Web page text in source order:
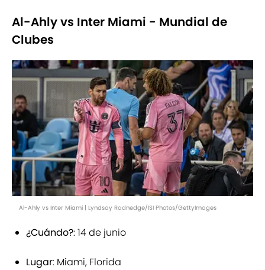
Al-Ahly vs Inter Miami - Mundial de
Clubes
Al-Ahly vs Inter Miami | Lyndsay Radnedge/ISI Photos/GettyImages
¿Cuándo?: 14 de junio
Lugar: Miami, Florida